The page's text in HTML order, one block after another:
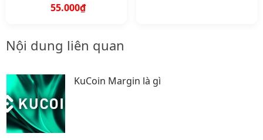
nhau 1 bơm55.000₫
Nội dung liên quan
KuCoin Margin là gì